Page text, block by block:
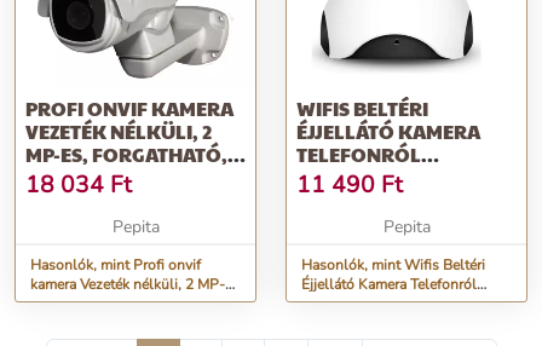
PROFI ONVIF KAMERA
VEZETÉK NÉLKÜLI, 2
MP-ES, FORGATHATÓ,
4X ZOOM-...
18 034 Ft
Pepita
Hasonlók, mint Profi onvif
kamera Vezeték nélküli, 2 MP-
es, forgatható, 4x zoom-...
WIFIS BELTÉRI
ÉJJELLÁTÓ KAMERA
TELEFONRÓL
VEZÉRELHETŐ P2P
11 490 Ft
Pepita
Hasonlók, mint Wifis Beltéri
Éjjellátó Kamera Telefonról
Vezérelhető P2P